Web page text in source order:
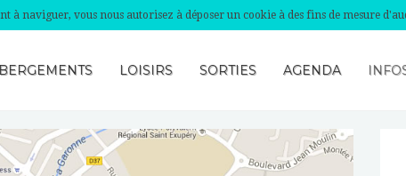
à naviguer, vous nous autorisez à déposer un cookie à des fins de mesure
LOISIRS SORTIES AGENDA